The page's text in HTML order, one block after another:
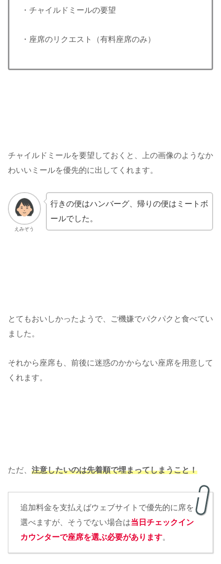
・チャイルドミールの要望
・座席のリクエスト（有料座席のみ）
チャイルドミールを要望しておくと、上の画像のようなか
わいいミールを優先的に出してくれます。
えみぞう
行きの便はハンバーグ、帰りの便はミートボ
ールでした。
とてもおいしかったようで、ご機嫌でパクパクと食べてい
ました。
それから座席も、前後に迷惑のかからない座席を用意して
くれます。
ただ、 注意したいのは先着順で埋まってしまうこと！
追加料金を支払えばウェブサイトで優先的に席を
選べますが、そうでない場合は当日チェックイン
カウンターで座席を選ぶ必要があります。